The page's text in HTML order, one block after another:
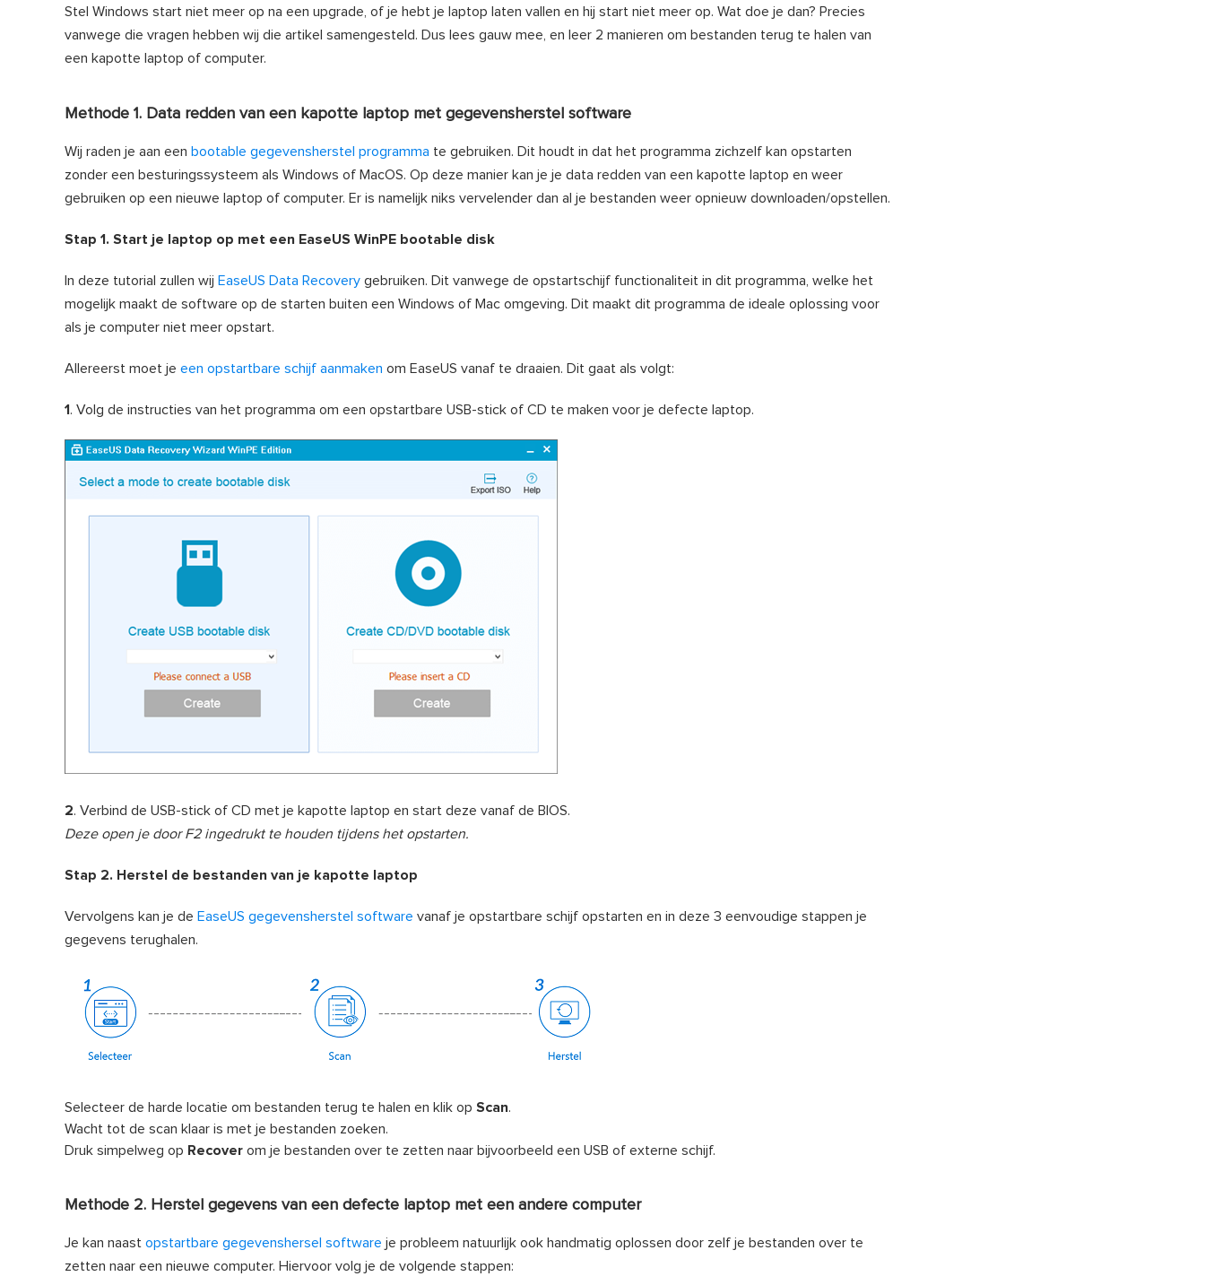
Stel Windows start niet meer op na een upgrade, of je hebt je laptop laten vallen en hij start niet meer op. Wat doe je dan? Precies
vanwege die vragen hebben wij die artikel samengesteld. Dus lees gauw mee, en leer 2 manieren om bestanden terug te halen van
een kapotte laptop of computer.
Methode 1. Data redden van een kapotte laptop met gegevensherstel software
Wij raden je aan een bootable gegevensherstel programma te gebruiken. Dit houdt in dat het programma zichzelf kan opstarten
zonder een besturingssysteem als Windows of MacOS. Op deze manier kan je je data redden van een kapotte laptop en weer
gebruiken op een nieuwe laptop of computer. Er is namelijk niks vervelender dan al je bestanden weer opnieuw downloaden/opstellen.
Stap 1. Start je laptop op met een EaseUS WinPE bootable disk
In deze tutorial zullen wij EaseUS Data Recovery gebruiken. Dit vanwege de opstartschijf functionaliteit in dit programma, welke het
mogelijk maakt de software op de starten buiten een Windows of Mac omgeving. Dit maakt dit programma de ideale oplossing voor
als je computer niet meer opstart.
Allereerst moet je een opstartbare schijf aanmaken om EaseUS vanaf te draaien. Dit gaat als volgt:
1 . Volg de instructies van het programma om een opstartbare USB-stick of CD te maken voor je defecte laptop.
2. Verbind de USB-stick of CD met je kapotte laptop en start deze vanaf de BIOS.
Deze open je door F2 ingedrukt te houden tijdens het opstarten.
Stap 2. Herstel de bestanden van je kapotte laptop
Vervolgens kan je de EaseUS gegevensherstel software vanaf je opstartbare schijf opstarten en in deze 3 eenvoudige stappen je
gegevens terughalen.
Selecteer de harde locatie om bestanden terug te halen en klik op Scan.
Wacht tot de scan klaar is met je bestanden zoeken.
Druk simpelweg op Recover om je bestanden over te zetten naar bijvoorbeeld een USB of externe schijf.
Methode 2. Herstel gegevens van een defecte laptop met een andere computer
Je kan naast opstartbare gegevenshersel software je probleem natuurlijk ook handmatig oplossen door zelf je bestanden over te
zetten naar een nieuwe computer. Hiervoor volg je de volgende stappen: